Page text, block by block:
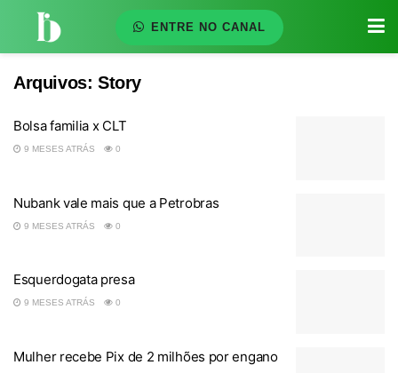
ENTRE NO CANAL
Arquivos: Story
Bolsa familia x CLT
9 MESES ATRÁS 0
Nubank vale mais que a Petrobras
9 MESES ATRÁS 0
Esquerdogata presa
9 MESES ATRÁS 0
Mulher recebe Pix de 2 milhões por engano